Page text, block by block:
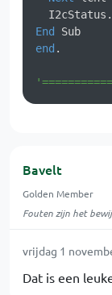
  I2cStatus.
End
end .
Bavelt
Golden Member
Fouten zijn het
vrijdag 1
Dat is een